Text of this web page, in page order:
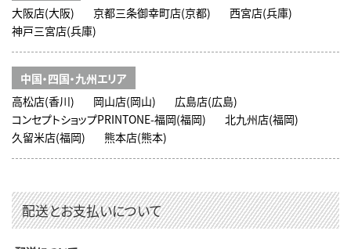
大阪店(大阪)
京都三条御幸町店(京都)
西宮店(兵庫)
神戸三宮店(兵庫)
中国・四国・九州エリア
高松店(香川)
岡山店(岡山)
広島店(広島)
コンセプトショップPRINTONE-福岡(福岡)
北九州店(福岡)
久留米店(福岡)
熊本店(熊本)
配送とお支払いについて